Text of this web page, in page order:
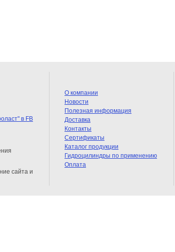
сайта и
О компании
Новости
Полезная информация
Доставка
Контакты
Сертификаты
Каталог продукции
Гидроцилиндры по применению
Оплата